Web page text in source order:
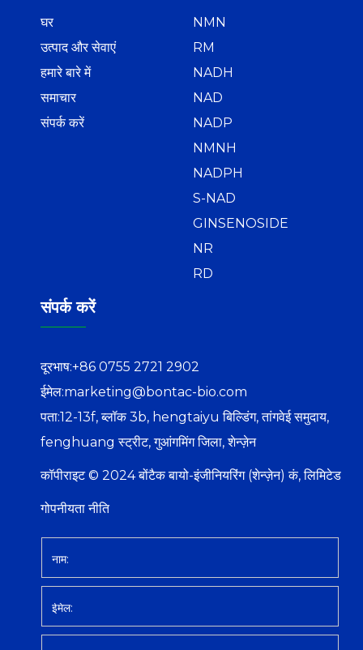
घर
उत्पाद और सेवाएं
हमारे बारे में
समाचार
संपर्क करें
NMN
RM
NADH
NAD
NADP
NMNH
NADPH
S-NAD
GINSENOSIDE
NR
RD
संपर्क करें
दूरभाष:+86 0755 2721 2902
ईमेल:marketing@bontac-bio.com
पता:12-13f, ब्लॉक 3b, hengtaiyu बिल्डिंग, तांगवेई समुदाय,
fenghuang स्ट्रीट, गुआंगमिंग जिला, शेन्ज़ेन
कॉपीराइट © 2024 बोंटैक बायो-इंजीनियरिंग (शेन्ज़ेन) कं, लिमिटेड
गोपनीयता नीति